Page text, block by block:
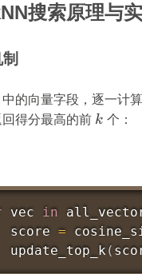
搜索原理与
的向量字段，逐一计
得分最高的前 k
k 个：
vec in
score
=
update_top_k
(